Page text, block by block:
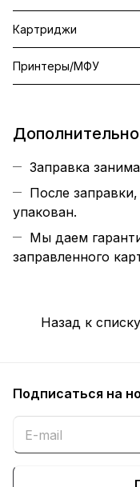
Картриджи
Принтеры/МФУ
Дополнительно
Заправка
После
упакован.
Мы даем
заправленного
Назад к списку
Подписаться на